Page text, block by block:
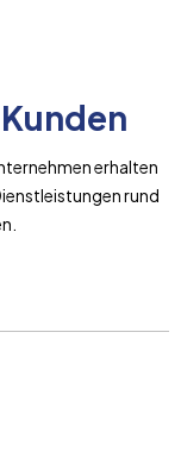
erhalten
rund